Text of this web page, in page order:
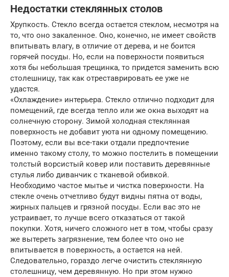
Недостатки стеклянных столов
Хрупкость. Стекло всегда остается стеклом, несмотря на
то, что оно закаленное. Оно, конечно, не имеет свойств
впитывать влагу, в отличие от дерева, и не боится
горячей посуды. Но, если на поверхности появиться
хотя бы небольшая трещинка, то придется заменить всю
столешницу, так как отреставрировать ее уже не
удастся.
«Охлаждение» интерьера. Стекло отлично подходит для
помещений, где всегда тепло или же окна выходят на
солнечную сторону. Зимой холодная стеклянная
поверхность не добавит уюта ни одному помещению.
Поэтому, если вы все-таки отдали предпочтение
именно такому столу, то можно постелить в помещении
толстый ворсистый ковер или поставить деревянные
стулья либо диванчик с тканевой обивкой.
Необходимо частое мытье и чистка поверхности. На
стекле очень отчетливо будут видны пятна от воды,
жирных пальцев и грязной посуды. Если вас это не
устраивает, то лучше всего отказаться от такой
покупки. Хотя, ничего сложного нет в том, чтобы сразу
же вытереть загрязнение, тем более что оно не
впитывается в поверхность, а остается на ней.
Следовательно, гораздо легче очистить стеклянную
столешницу, чем деревянную. Но при этом нужно